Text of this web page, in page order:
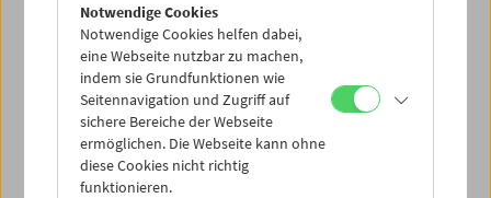
Di 15.8.
Mi 16.8.
Do 17.8.
Notwendige Cookies
Notwendige Cookies helfen dabei,
eine Webseite nutzbar zu machen,
indem sie Grundfunktionen wie
Seitennavigation und Zugriff auf
sichere Bereiche der Webseite
ermöglichen. Die Webseite kann ohne
diese Cookies nicht richtig
funktionieren.